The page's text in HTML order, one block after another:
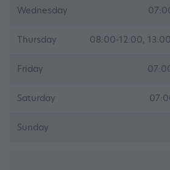
Wednesday
Thursday 08:00-12:00,
Friday
Saturday
Sunday